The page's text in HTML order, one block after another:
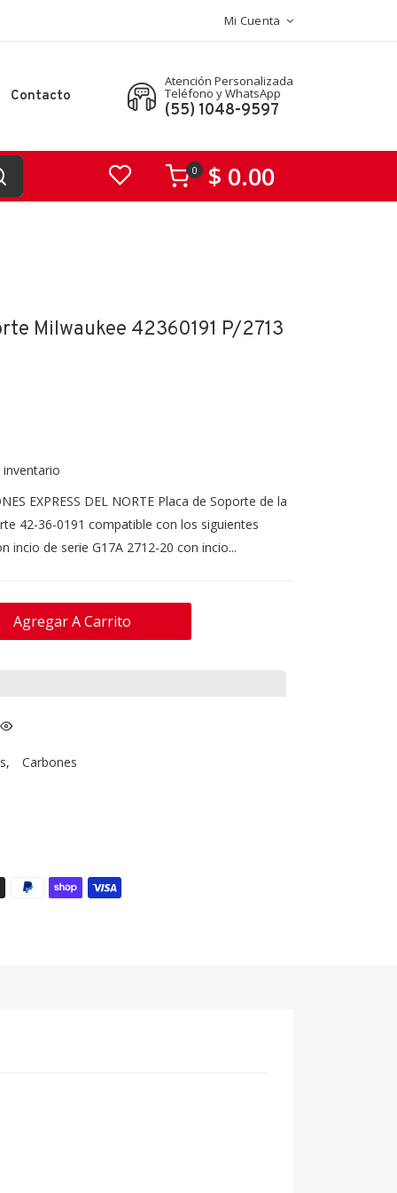
Mi Cuenta
Contacto
Atención Personalizada
Teléfono y WhatsApp
(55) 1048-9597
$ 0.00
0
Milwaukee 42360191 P/2713
inventario
EXPRESS DEL NORTE Placa de Soporte de la
42-36-0191 compatible con los siguientes
incio de serie G17A 2712-20 con incio...
Agregar A Carrito
,
Carbones